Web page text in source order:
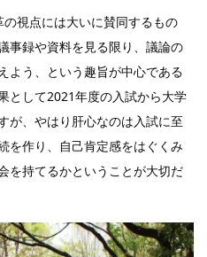
視点には大いに賛同するもの
事録や資料を見る限り、議論の
よう、という趣旨が中心である
として2021年度の入試から大学
が、やはり肝心なのは入試に至
を作り、自己肯定感をはぐくみ
を持てるかということが大切だ